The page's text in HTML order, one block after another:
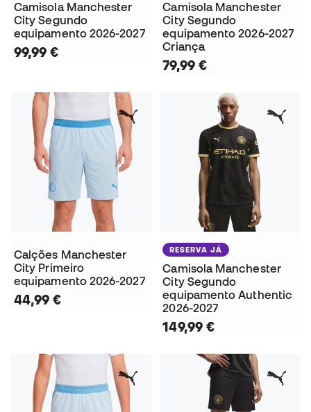
Camisola Manchester
City Segundo
equipamento 2026-2027
99,99 €
Camisola Manchester
City Segundo
equipamento 2026-2027
Criança
79,99 €
Calções Manchester
City Primeiro
equipamento 2026-2027
44,99 €
RESERVA JÁ
Camisola Manchester
City Segundo
equipamento Authentic
2026-2027
149,99 €